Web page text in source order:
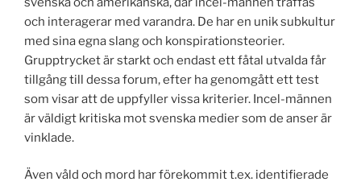
och interagerar med varandra. De har en unik subkultur
med sina egna slang och konspirationsteorier.
Grupptrycket är starkt och endast ett fåtal utvalda får
tillgång till dessa forum, efter ha genomgått ett test
som visar att de uppfyller vissa kriterier. Incel-männen
är väldigt kritiska mot svenska medier som de anser är
vinklade.
Även våld och mord har förekommit t.ex. identifierade